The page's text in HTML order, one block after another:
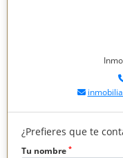
¿Prefieres que te
Tu nombre *